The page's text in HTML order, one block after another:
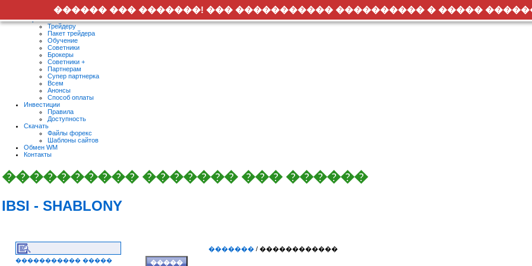
�������� ������ ������� ����������
Форекс
Трейдеру
Пакет трейдера
Обучение
Советники
Брокеры
Советники +
Партнерам
Супер партнерка
Всем
Анонсы
Способ оплаты
Инвестиции
Правила
Доступность
Скачать
Файлы форекс
Шаблоны сайтов
Обмен WM
Контакты
���������� ������� ��� ������
IBSI - SHABLONY
����������� �����
������� / ������������
������ ��� �������! ��� ����������� ���������� � �����